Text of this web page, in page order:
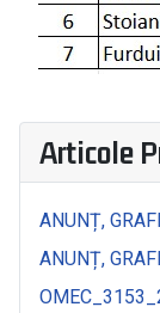
Articole
ANUNȚ,
ANUNȚ,